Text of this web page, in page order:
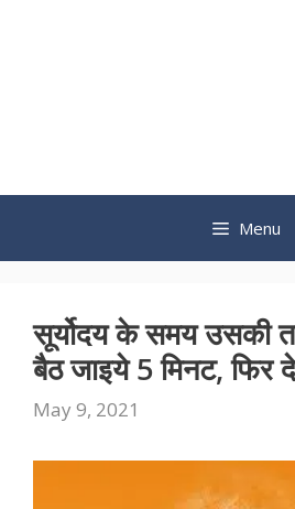
Menu
सूर्योदय के समय उसकी
बैठ जाइये 5 मिनट, फिर
May 9, 2021